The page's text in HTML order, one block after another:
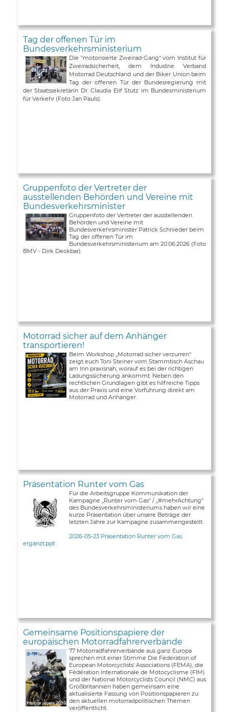
Tag der offenen Tür im
Bundesverkehrsministerium
Die "motorisierte Zweirad-Gang" vom Institut für
Zweiradsicherheit, dem Industrie Verband
Motorrad Deutschland und der Biker Union beim
Tag der offenen Tür der Bundesregierung mit
der Staatssekretärin Dr. Claudia Elif Stutz im Bundesministerium
für Verkehr (Foto Jan Pauls).
Gruppenfoto der Vertreter der
ausstellenden Behörden und Vereine mit
Bundesverkehrsminister
Gruppenfoto der Vertreter der ausstellenden
Behörden und Vereine mit
Bundesverkehrsminister Patrick Schnieder beim
Tag der offenen Tür im
Bundesverkehrsministerium am 20.06.2026 (Foto
BMV - Dirk Deckbar).
Motorrad sicher auf dem Anhänger
transportieren!
Beim Workshop „Motorrad sicher verzurren“
zeigt euch Toni Steiner vom Stammtisch Aschau
am Inn praxisnah, worauf es bei der richtigen
Ladungssicherung ankommt. Neben den
rechtlichen Grundlagen gibt es hilfreiche Tipps
aus der Praxis und eine Vorführung direkt am
Motorrad und Anhänger.
Präsentation Runter vom Gas
Für die Arbeitsgruppe Kommunikation der
Kampagne „Runter vom Gas“ / „#mehrAchtung“
des Bundesverkehrsministeriums haben wir eine
kurze Präsentation über unsere Beträge der
letzten Jahre zur Kampagne zusammengestellt.
2026-05-23 Präsentation Runter vom Gas
ergänzt.ppt
Gemeinsame Positionspapiere der
europäischen Motorradfahrerverbände
77 Motorradfahrerverbände aus ganz Europa
sprechen mit einer Stimme Die Federation of
European Motorcyclists’ Associations (FEMA), die
Fédération Internationale de Motocyclisme (FIM)
und der National Motorcyclists Council (NMC) aus
Großbritannien haben gemeinsam eine
aktualisierte Fassung von Positionspapieren zu
den aktuellen motorradpolitischen Themen
veröffentlicht.